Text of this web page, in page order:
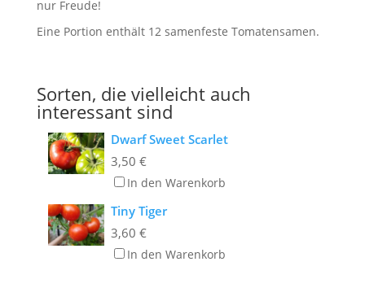
nur Freude!
Eine Portion enthält 12 samenfeste Tomatensamen.
Sorten, die vielleicht auch
interessant sind
Dwarf Sweet Scarlet
3,50 €
In den Warenkorb
Tiny Tiger
3,60 €
In den Warenkorb